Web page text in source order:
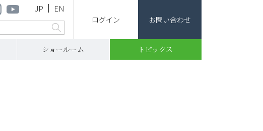
ログイン お問い合わせ
JP EN
ショールーム トピックス